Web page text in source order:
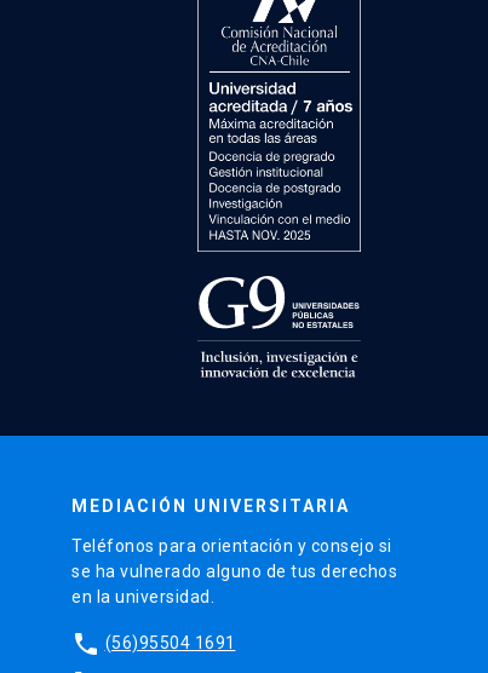
MEDIACIÓN UNIVERSITARIA
Teléfonos para orientación y consejo si
se ha vulnerado alguno de tus derechos
en la universidad.
phone (56)95504 1691